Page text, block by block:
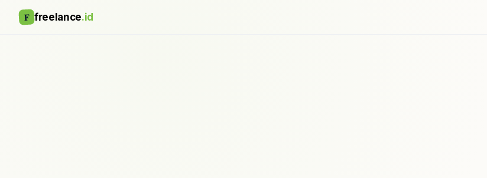
F freelance.id